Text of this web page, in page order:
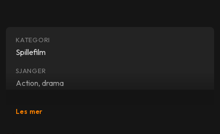
KATEGORI
Spillefilm
SJANGER
Action, drama
Michael Fassbender
Les mer